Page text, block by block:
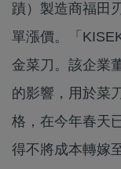
蹟）製造商福田
單漲價。「
金菜刀。該企業
的影響，用於菜
格，在今年春天
得不將成本轉嫁